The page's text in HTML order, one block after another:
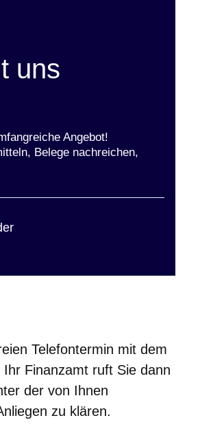
uns
Angebot!
Belege nachreichen,
Telefontermin mit dem
Finanzamt ruft Sie dann
der von Ihnen
zu klären.